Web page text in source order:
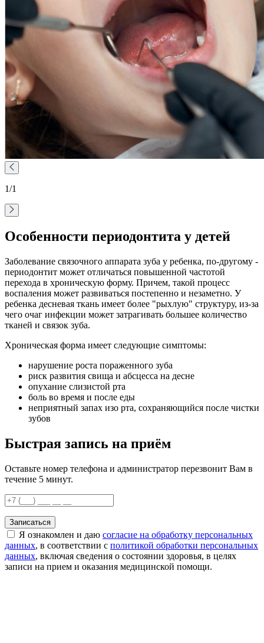
1/1
Особенности периодонтита у детей
Заболевание связочного аппарата зуба у ребенка, по-другому -
периодонтит может отличаться повышенной частотой
перехода в хроническую форму. Причем, такой процесс
воспаления может развиваться постепенно и незаметно. У
ребенка десневая ткань имеет более "рыхлую" структуру, из-за
чего очаг инфекции может затрагивать большее количество
тканей и связок зуба.
Хроническая форма имеет следующие симптомы:
нарушение роста пораженного зуба
риск развития свища и абсцесса на десне
опухание слизистой рта
боль во время и после еды
неприятный запах изо рта, сохраняющийся после чистки
зубов
Быстрая запись на приём
Оставьте номер телефона и администратор перезвонит Вам в
течение 5 минут.
Записаться
Я ознакомлен и даю согласие на обработку персональных
данных, в соответствии с политикой обработки персональных
данных, включая сведения о состоянии здоровья, в целях
записи на прием и оказания медицинской помощи.